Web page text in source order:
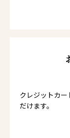
クレジットカ
だけます。